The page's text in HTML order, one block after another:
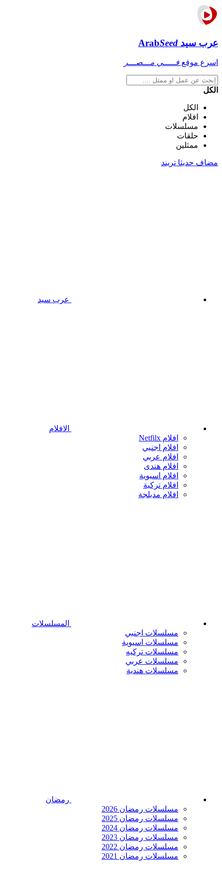
عرب سيد ArabSeed
اسرع موقع فـــــي مـــصـــر
الكل
الكل
افلام
مسلسلات
حلقات
ممثلين
مضاف حديثا تريند
عرب سيد
الافلام
افلام Netfilx
افلام اجنبي
افلام عربي
افلام هندى
افلام اسيوية
افلام تركية
افلام مدبلجة
المسلسلات
مسلسلات اجنبي
مسلسلات اسيوية
مسلسلات تركيه
مسلسلات عربي
مسلسلات هندية
رمضان
مسلسلات رمضان 2026
مسلسلات رمضان 2025
مسلسلات رمضان 2024
مسلسلات رمضان 2023
مسلسلات رمضان 2022
مسلسلات رمضان 2021